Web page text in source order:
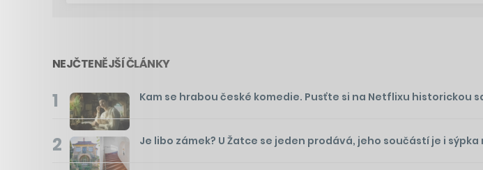
NEJČTENĚJŠÍ ČLÁNKY
1 Kam se hrabou české komedie. Pusťte si na Netflixu historickou
2 Je libo zámek? U Žatce se jeden prodává, jeho součástí je i